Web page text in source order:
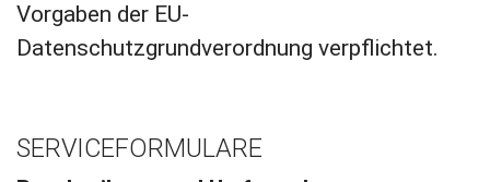
Vorgaben der EU-
Datenschutzgrundverordnung verpflichtet.
SERVICEFORMULARE